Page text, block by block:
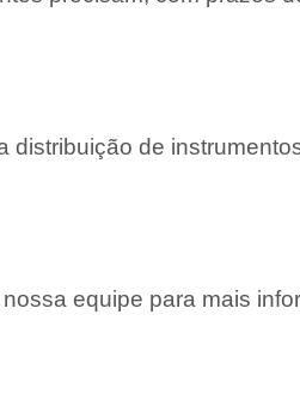
de
equipe para mais